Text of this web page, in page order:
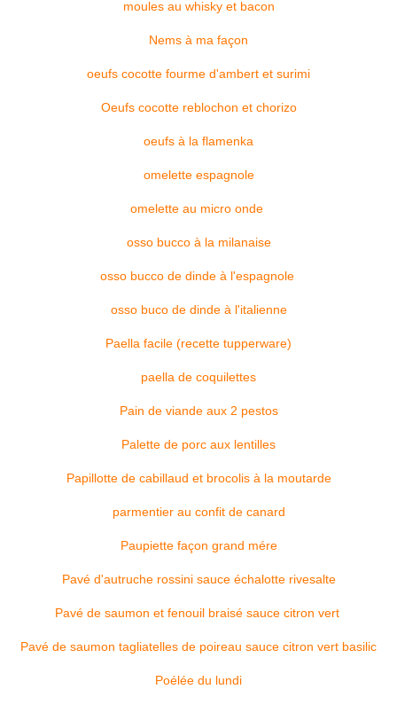
moules au whisky et bacon
Nems à ma façon
oeufs cocotte fourme d'ambert et surimi
Oeufs cocotte reblochon et chorizo
oeufs à la flamenka
omelette espagnole
omelette au micro onde
osso bucco à la milanaise
osso bucco de dinde à l'espagnole
osso buco de dinde à l'italienne
Paella facile (recette tupperware)
paella de coquilettes
Pain de viande aux 2 pestos
Palette de porc aux lentilles
Papillotte de cabillaud et brocolis à la moutarde
parmentier au confit de canard
Paupiette façon grand mére
Pavé d'autruche rossini sauce échalotte rivesalte
Pavé de saumon et fenouil braisé sauce citron vert
Pavé de saumon tagliatelles de poireau sauce citron vert basilic
Poélée du lundi